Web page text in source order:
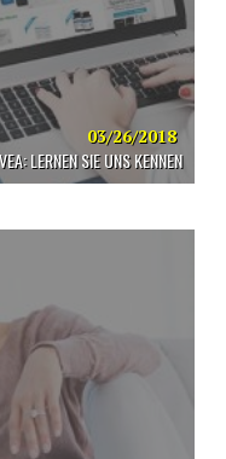
03/26/2018
LERNEN SIE UNS KENNEN